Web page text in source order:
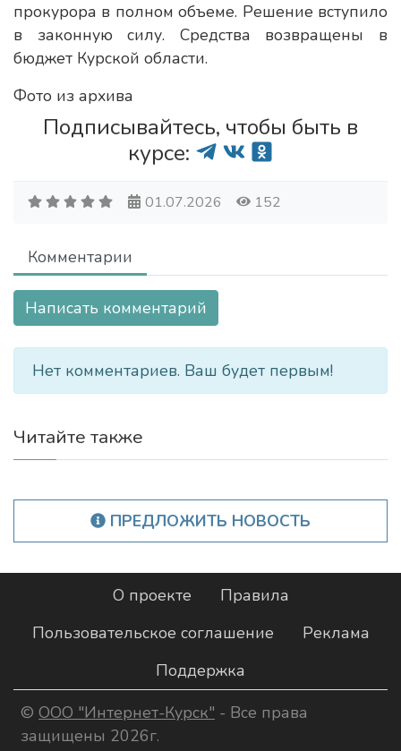
прокурора в полном объеме. Решение вступило
в законную силу. Средства возвращены в
бюджет Курской области.
Фото из архива
Подписывайтесь, чтобы быть в
курсе:
01.07.2026 152
Комментарии
Написать комментарий
Нет комментариев. Ваш будет первым!
Читайте также
ПРЕДЛОЖИТЬ НОВОСТЬ
О проекте
Правила
Пользовательское соглашение
Реклама
Поддержка
© ООО "Интернет-Курск" - Все права
защищены 2026г.